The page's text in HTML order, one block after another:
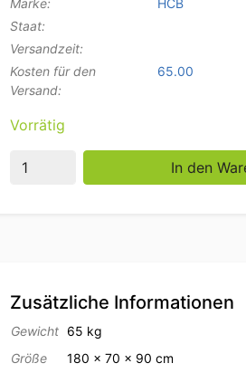
Staat:
Versandzeit:
Kosten für den
Versand:
65.00
Vorrätig
Edelstahlspüle Doppelspülen
In den
Zusätzliche Informationen
Gewicht
65 kg
Größe
180 × 70 × 90 cm